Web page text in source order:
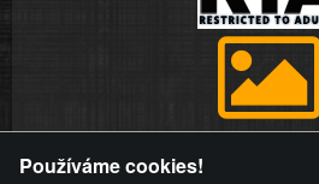
videa a komentáře. Osoba, které se
Používáme cookies!